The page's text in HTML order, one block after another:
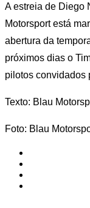
A estreia de Diego
Motorsport está
abertura da
próximos dias o
pilotos convidados
Texto: Blau
Foto: Blau